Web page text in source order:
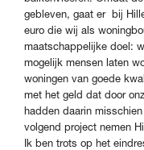
gebleven, gaat er bij
euro die wij als
maatschappelijke doel:
mogelijk mensen laten
woningen van goede
met het geld dat door
hadden daarin
volgend project nemen
Ik ben trots op het